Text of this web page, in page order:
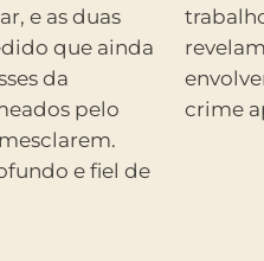
e as duas
que ainda
da
pelo
e fiel de
crime